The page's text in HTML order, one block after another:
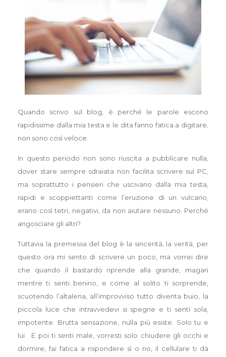
Quando scrivo sul blog, è perché le parole escono
rapidissime dalla mia testa e le dita fanno fatica a digitare,
non sono così veloce.
In questo periodo non sono riuscita a pubblicare nulla,
dover stare sempre sdraiata non facilita scrivere sul PC,
ma soprattutto i pensieri che uscivano dalla mia testa,
rapidi e scoppiettanti come l’eruzione di un vulcano,
erano così tetri, negativi, da non aiutare nessuno. Perché
angosciare gli altri?
Tuttavia la premessa del blog è la sincerità, la verità, per
questo ora mi sento di scrivere un poco, ma vorrei dire
che quando il bastardo riprende alla grande, magari
mentre ti senti benino, e come al solito ti sorprende,
scuotendo l’altalena, all’improvviso tutto diventa buio, la
piccola luce che intravvedevi si spegne e ti senti sola,
impotente. Brutta sensazione, nulla più esiste. Solo tu e
lui. E poi ti senti male, vorresti solo chiudere gli occhi e
dormire, fai fatica a rispondere sì o no, il cellulare ti dà